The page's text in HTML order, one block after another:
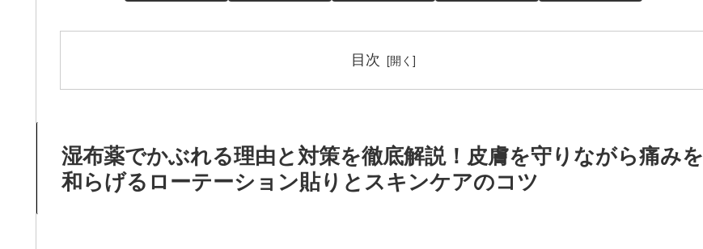
目次
湿布薬でかぶれる理由と対策を徹底解説！皮膚を守りながら痛みを
和らげるローテーション貼りとスキンケアのコツ